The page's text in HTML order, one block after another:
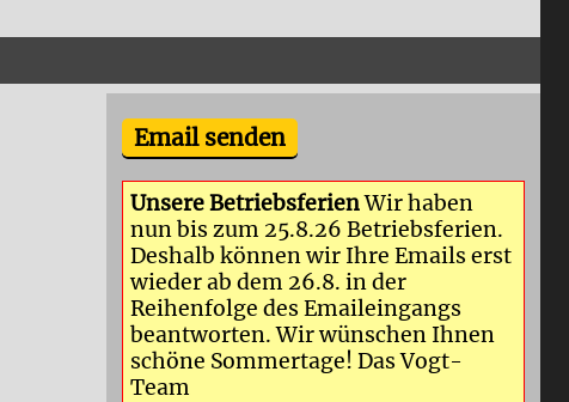
Email senden
Unsere BetriebsferienWir haben
nun bis zum 25.8.26 Betriebsferien.
Deshalb können wir Ihre Emails erst
wieder ab dem 26.8. in der
Reihenfolge des Emaileingangs
beantworten. Wir wünschen Ihnen
schöne Sommertage! Das Vogt-
Team